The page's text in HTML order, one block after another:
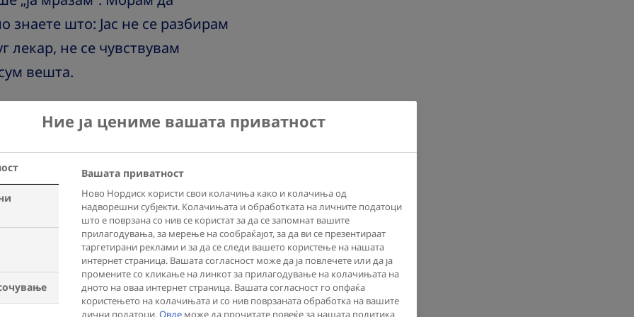
знаете што: Јас не се разбирам
лекар, не се чувствувам
вешта.
кој зборува очи в очи . Им
дигиталните и верувам
меѓу луѓето, без разлика
или за решавање
да научам да ги читам
кај луѓето. Сметам дека
од физичката посета.
Ние ја цениме вашата приватност
Вашата приватност
Ново Нордиск користи свои колачиња како и колачиња од
надворешни субјекти. Колачињата и обработката на личните податоци
што е поврзана со нив се користат за да се запомнат вашите
прилагодувања, за мерење на сообраќајот, за да ви се презентираат
таргетирани реклами и за да се следи вашето користење на нашата
интернет страница. Вашата согласност може да ја повлечете или да ја
промените со кликање на линкот за прилагодување на колачињата на
дното на оваа интернет страница. Вашата согласност го опфаќа
користењето на колачињата и со нив поврзаната обработка на вашите